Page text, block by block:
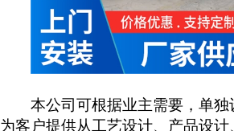
本公司可根据业主需要，单独
为客户提供从工艺设计、产品设